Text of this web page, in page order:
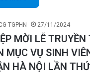
TGPHN 27/11/2024
MỜI LỄ TRUYỀN
MỤC VỤ SINH
HÀ NỘI LẦN